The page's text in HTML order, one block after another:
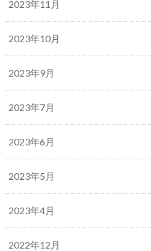
2023年11月
2023年10月
2023年9月
2023年7月
2023年6月
2023年5月
2023年4月
2022年12月